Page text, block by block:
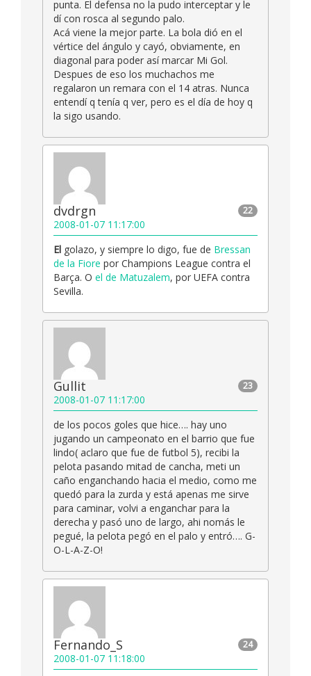
punta. El defensa no la pudo interceptar y le
dí con rosca al segundo palo.
Acá viene la mejor parte. La bola dió en el
vértice del ángulo y cayó, obviamente, en
diagonal para poder así marcar Mi Gol.
Despues de eso los muchachos me
regalaron un remara con el 14 atras. Nunca
entendí q tenía q ver, pero es el día de hoy q
la sigo usando.
22
dvdrgn
2008-01-07 11:17:00
El golazo, y siempre lo digo, fue de Bressan
de la Fiore por Champions League contra el
Barça. O el de Matuzalem, por UEFA contra
Sevilla.
23
Gullit
2008-01-07 11:17:00
de los pocos goles que hice…. hay uno
jugando un campeonato en el barrio que fue
lindo( aclaro que fue de futbol 5), recibi la
pelota pasando mitad de cancha, meti un
caño enganchando hacia el medio, como me
quedó para la zurda y está apenas me sirve
para caminar, volvi a enganchar para la
derecha y pasó uno de largo, ahi nomás le
pegué, la pelota pegó en el palo y entró…. G-
O-L-A-Z-O!
24
Fernando_S
2008-01-07 11:18:00